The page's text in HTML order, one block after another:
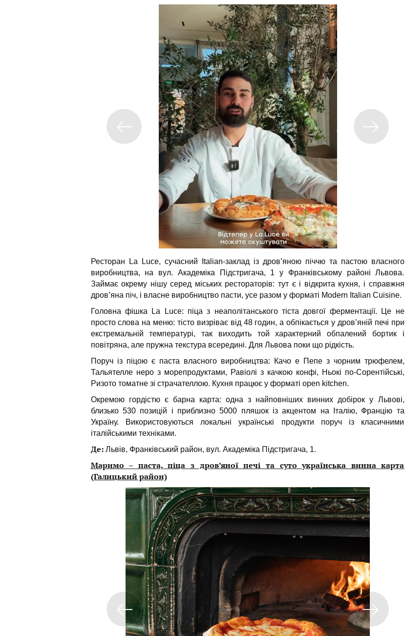
Ресторан La Luce, сучасний Italian-заклад із дров’яною піччю та пастою власного
виробництва, на вул. Академіка Підстригача, 1 у Франківському районі Львова.
Займає окрему нішу серед міських рестораторів: тут є і відкрита кухня, і справжня
дров’яна піч, і власне виробництво пасти, усе разом у форматі Modern Italian Cuisine.
Головна фішка La Luce: піца з неаполітанського тіста довгої ферментації. Це не
просто слова на меню: тісто визріває від 48 годин, а обпікається у дров’яній печі при
екстремальній температурі, так виходить той характерний обпалений бортик і
повітряна, але пружна текстура всередині. Для Львова поки що рідкість.
Поруч із піцою є паста власного виробництва: Качо е Пепе з чорним трюфелем,
Тальятелле неро з морепродуктами, Равіолі з качкою конфі, Ньокі по-Сорентійські,
Ризото томатне зі страчателлою. Кухня працює у форматі open kitchen.
Окремою гордістю є барна карта: одна з найповніших винних добірок у Львові,
близько 530 позицій і приблизно 5000 пляшок із акцентом на Італію, Францію та
Україну. Використовуються локальні українські продукти поруч із класичними
італійськими техніками.
Де:Львів, Франківський район, вул. Академіка Підстригача, 1.
Маримо – паста, піца з дров’яної печі та суто українська винна карта
(Галицький район)